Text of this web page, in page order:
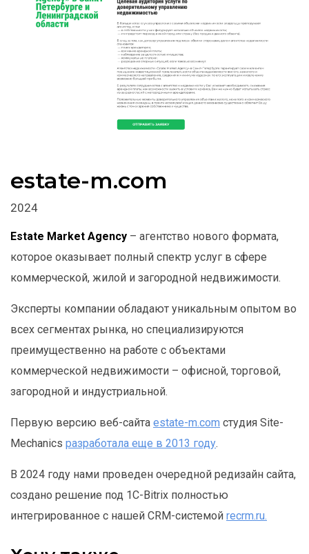
estate-m.com
2024
Estate Market Agency – агентство нового формата,
которое оказывает полный спектр услуг в сфере
коммерческой, жилой и загородной недвижимости.
Эксперты компании обладают уникальным опытом во
всех сегментах рынка, но специализируются
преимущественно на работе с объектами
коммерческой недвижимости – офисной, торговой,
загородной и индустриальной.
Первую версию веб-сайта estate-m.com студия Site-
Mechanics разработала еще в 2013 году.
В 2024 году нами проведен очередной редизайн сайта,
создано решение под 1C-Bitrix полностью
интегрированное с нашей CRM-системой recrm.ru.